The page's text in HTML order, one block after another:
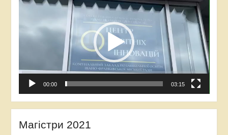
00:00 03:15
Магістри 2021